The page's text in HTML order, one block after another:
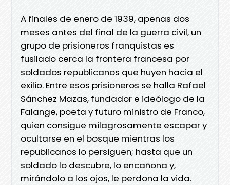
A finales de enero de 1939, apenas dos
meses antes del final de la guerra civil, un
grupo de prisioneros franquistas es
fusilado cerca la frontera francesa por
soldados republicanos que huyen hacia el
exilio. Entre esos prisioneros se halla Rafael
Sánchez Mazas, fundador e ideólogo de la
Falange, poeta y futuro ministro de Franco,
quien consigue milagrosamente escapar y
ocultarse en el bosque mientras los
republicanos lo persiguen; hasta que un
soldado lo descubre, lo encañona y,
mirándolo a los ojos, le perdona la vida.